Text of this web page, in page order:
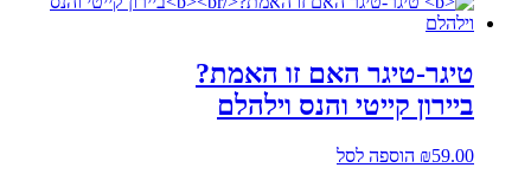
טיגר-טיגר האם זו האמת?
ביירון קייטי והנס וילהלם
₪59.00 הוספה לסל